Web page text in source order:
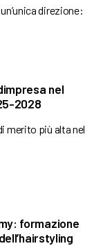
direzione:
nel
2028
merito più alta nel
formazione